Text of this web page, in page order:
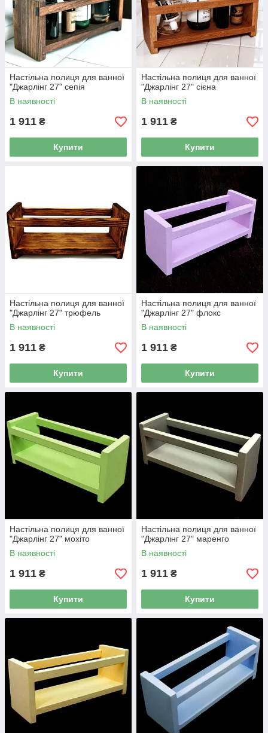
Настільна полиця для ванної
"Джарлінг 27" сепія
В наявності
1 911 ₴
Купити
Настільна полиця для ванної
"Джарлінг 27" сієна
В наявності
1 911 ₴
Купити
Настільна полиця для ванної
"Джарлінг 27" трюфель
В наявності
1 911 ₴
Купити
Настільна полиця для ванної
"Джарлінг 27" флокс
В наявності
1 911 ₴
Купити
Настільна полиця для ванної
"Джарлінг 27" мохіто
В наявності
1 911 ₴
Купити
Настільна полиця для ванної
"Джарлінг 27" маренго
В наявності
1 911 ₴
Купити